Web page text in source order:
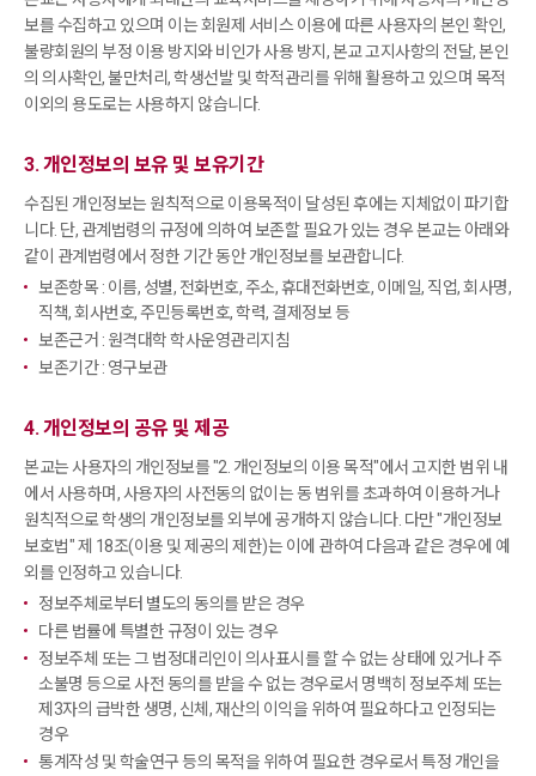
보를 수집하고 있으며 이는 회원제 서비스 이용에 따른 사용자의 본인 확인,
불량회원의 부정 이용 방지와비인가 사용 방지, 본교 고지사항의 전달, 본인
의 의사확인, 불만처리, 학생선발 및 학적관리를 위해 활용하고 있으며 목적
이외의 용도로는 사용하지 않습니다.
3. 개인정보의 보유 및 보유기간
수집된 개인정보는 원칙적으로 이용목적이 달성된 후에는 지체없이 파기합
니다. 단, 관계법령의 규정에 의하여 보존할 필요가 있는 경우 본교는 아래와
같이 관계법령에서 정한 기간 동안 개인정보를 보관합니다.
보존항목 : 이름, 성별, 전화번호, 주소, 휴대전화번호, 이메일, 직업, 회사명,
직책, 회사번호, 주민등록번호, 학력, 결제정보 등
보존근거 : 원격대학 학사운영관리지침
보존기간 : 영구보관
4. 개인정보의 공유 및 제공
본교는 사용자의 개인정보를 "2. 개인정보의 이용 목적"에서 고지한 범위 내
에서 사용하며, 사용자의 사전동의 없이는 동 범위를 초과하여 이용하거나
원칙적으로 학생의 개인정보를 외부에 공개하지 않습니다. 다만 "개인정보
보호법" 제 18조(이용 및 제공의 제한)는 이에 관하여 다음과 같은 경우에 예
외를 인정하고 있습니다.
정보주체로부터 별도의 동의를 받은 경우
다른 법률에 특별한 규정이 있는 경우
정보주체 또는 그 법정대리인이 의사표시를 할 수 없는 상태에 있거나 주
소불명 등으로 사전 동의를 받을 수 없는 경우로서 명백히 정보주체 또는
제3자의 급박한 생명, 신체, 재산의 이익을 위하여 필요하다고 인정되는
경우
통계작성 및 학술연구 등의 목적을 위하여 필요한 경우로서 특정 개인을